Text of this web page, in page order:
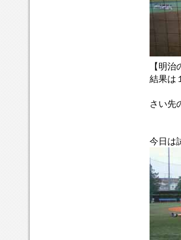
【明
結果は
さい先
今日は